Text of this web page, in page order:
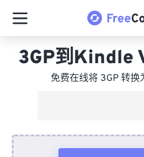
3GP到Kindle
免费在线将 3GP 转换